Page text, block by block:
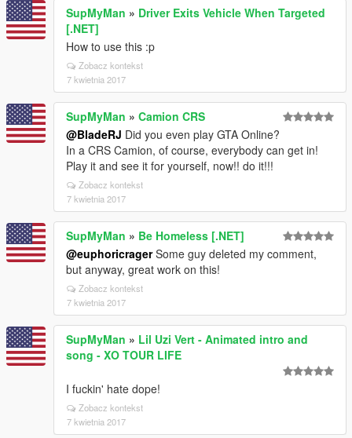
SupMyMan » Driver Exits Vehicle When Targeted
[.NET]
How to use this :p
Zobacz kontekst
7 kwietnia 2017
SupMyMan » Camion CRS
@BladeRJ Did you even play GTA Online?
In a CRS Camion, of course, everybody can get in!
Play it and see it for yourself, now!! do it!!!
Zobacz kontekst
7 kwietnia 2017
SupMyMan » Be Homeless [.NET]
@euphoricragerSome guy deleted my comment,
but anyway, great work on this!
Zobacz kontekst
7 kwietnia 2017
SupMyMan » Lil Uzi Vert - Animated intro and
song - XO TOUR LIFE
I fuckin' hate dope!
Zobacz kontekst
7 kwietnia 2017